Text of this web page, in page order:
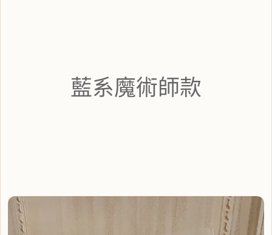
藍系魔術師款